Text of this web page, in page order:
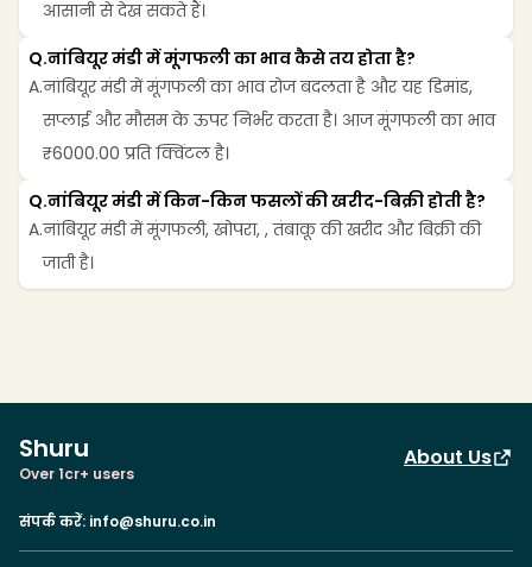
आसानी से देख सकते हैं।
Q.नांबियूर मंडी में मूंगफली का भाव कैसे तय होता है?
A.नांबियूर मंडी में मूंगफली का भाव रोज बदलता है और यह डिमांड,
सप्लाई और मौसम के ऊपर निर्भर करता है। आज मूंगफली का भाव
₹6000.00 प्रति क्विंटल है।
Q.नांबियूर मंडी में किन-किन फसलों की खरीद-बिक्री होती है?
A.नांबियूर मंडी में मूंगफली, खोपरा, , तंबाकू की खरीद और बिक्री की
जाती है।
Shuru
Over 1cr+ users
About Us
संपर्क करें: info@shuru.co.in